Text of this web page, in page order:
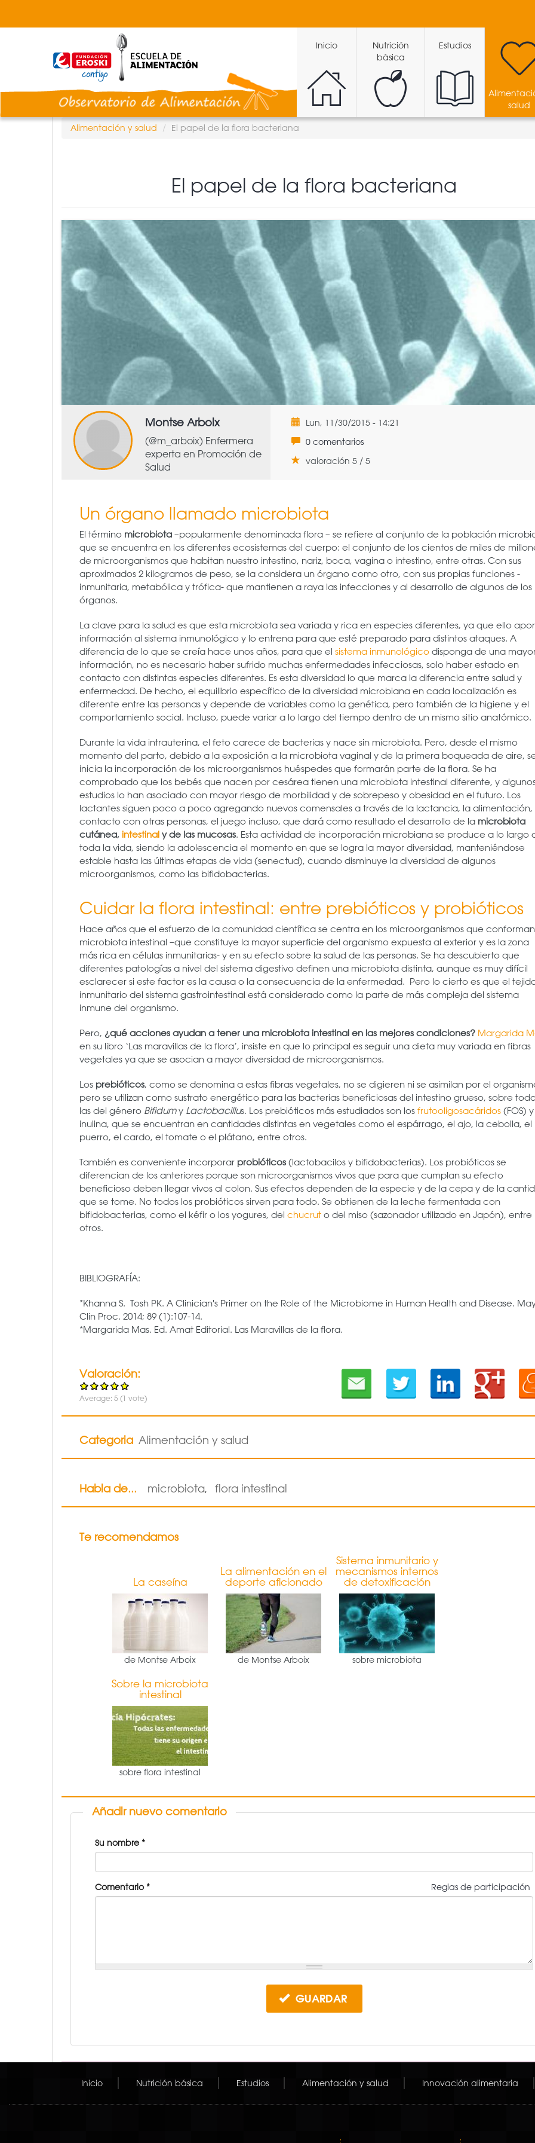
contenido
Inicio
Nutrición
básica
Estudios
salud
Alimentación y salud El papel de la flora bacteriana
El papel de la flora bacteriana
Montse Arboix
(@m_arboix) Enfermera
experta en Promoción de
Salud
Lun, 11/30/2015 - 14:21
0 comentarios
valoración 5 / 5
Un órgano llamado microbiota
El término microbiota –popularmente denominada flora – se refiere al conjunto de la población
que se encuentra en los diferentes ecosistemas del cuerpo: el conjunto de los cientos de miles de
de microorganismos que habitan nuestro intestino, nariz, boca, vagina o intestino, entre otras. Con sus
aproximados 2 kilogramos de peso, se la considera un órgano como otro, con sus propias funciones -
inmunitaria, metabólica y trófica- que mantienen a raya las infecciones y al desarrollo de algunos de los
órganos.
La clave para la salud es que esta microbiota sea variada y rica en especies diferentes, ya que ello
información al sistema inmunológico y lo entrena para que esté preparado para distintos ataques. A
diferencia de lo que se creía hace unos años, para que el sistema inmunológico disponga de una
información, no es necesario haber sufrido muchas enfermedades infecciosas, solo haber estado en
contacto con distintas especies diferentes. Es esta diversidad lo que marca la diferencia entre salud y
enfermedad. De hecho, el equilibrio específico de la diversidad microbiana en cada localización es
diferente entre las personas y depende de variables como la genética, pero también de la higiene y el
comportamiento social. Incluso, puede variar a lo largo del tiempo dentro de un mismo sitio anatómico.
Durante la vida intrauterina, el feto carece de bacterias y nace sin microbiota. Pero, desde el mismo
momento del parto, debido a la exposición a la microbiota vaginal y de la primera boqueada de aire,
inicia la incorporación de los microorganismos huéspedes que formarán parte de la flora. Se ha
comprobado que los bebés que nacen por cesárea tienen una microbiota intestinal diferente, y
estudios lo han asociado con mayor riesgo de morbilidad y de sobrepeso y obesidad en el futuro. Los
lactantes siguen poco a poco agregando nuevos comensales a través de la lactancia, la alimentación,
contacto con otras personas, el juego incluso, que dará como resultado el desarrollo de la microbiota
cutánea, intestinal y de las mucosas. Esta actividad de incorporación microbiana se produce a lo largo
toda la vida, siendo la adolescencia el momento en que se logra la mayor diversidad, manteniéndose
estable hasta las últimas etapas de vida (senectud), cuando disminuye la diversidad de algunos
microorganismos, como las bifidobacterias.
Cuidar la flora intestinal: entre prebióticos y probióticos
Hace años que el esfuerzo de la comunidad científica se centra en los microorganismos que
microbiota intestinal –que constituye la mayor superficie del organismo expuesta al exterior y es la zona
más rica en células inmunitarias- y en su efecto sobre la salud de las personas. Se ha descubierto que
diferentes patologías a nivel del sistema digestivo definen una microbiota distinta, aunque es muy difícil
esclarecer si este factor es la causa o la consecuencia de la enfermedad. Pero lo cierto es que el
inmunitario del sistema gastrointestinal está considerado como la parte de más compleja del sistema
inmune del organismo.
Pero, ¿qué acciones ayudan a tener una microbiota intestinal en las mejores condiciones? Margarida
en su libro ‘Las maravillas de la flora’, insiste en que lo principal es seguir una dieta muy variada en fibras
vegetales ya que se asocian a mayor diversidad de microorganismos.
Los prebióticos, como se denomina a estas fibras vegetales, no se digieren ni se asimilan por el
pero se utilizan como sustrato energético para las bacterias beneficiosas del intestino grueso, sobre
las del género Bifidumy Lactobacillus. Los prebióticos más estudiados son los frutooligosacáridos (FOS)
inulina, que se encuentran en cantidades distintas en vegetales como el espárrago, el ajo, la cebolla, el
puerro, el cardo, el tomate o el plátano, entre otros.
También es conveniente incorporar probióticos (lactobacilos y bifidobacterias). Los probióticos se
diferencian de los anteriores porque son microorganismos vivos que para que cumplan su efecto
beneficioso deben llegar vivos al colon. Sus efectos dependen de la especie y de la cepa y de la
que se tome. No todos los probióticos sirven para todo. Se obtienen de la leche fermentada con
bifidobacterias, como el kéfir o los yogures, del chucrut o del miso (sazonador utilizado en Japón), entre
otros.
BIBLIOGRAFÍA:
*Khanna S. Tosh PK. A Clinician's Primer on the Role of the Microbiome in Human Health and Disease.
Clin Proc. 2014; 89 (1):107-14.
*Margarida Mas. Ed. Amat Editorial. Las Maravillas de la flora.
Valoración:
Average: 5(1 vote)
Categoria Alimentación y salud
Habla de... microbiota, flora intestinal
Te recomendamos
La caseína
de Montse Arboix
La alimentación en el
deporte aficionado
de Montse Arboix
Sistema inmunitario y
mecanismos internos
de detoxificación
sobre microbiota
Sobre la microbiota
intestinal
sobre flora intestinal
Añadir nuevo comentario
Su nombre *
Reglas de participación
Comentario*
GUARDAR
Inicio Nutrición básica Estudios Alimentación y salud Innovación alimentaria